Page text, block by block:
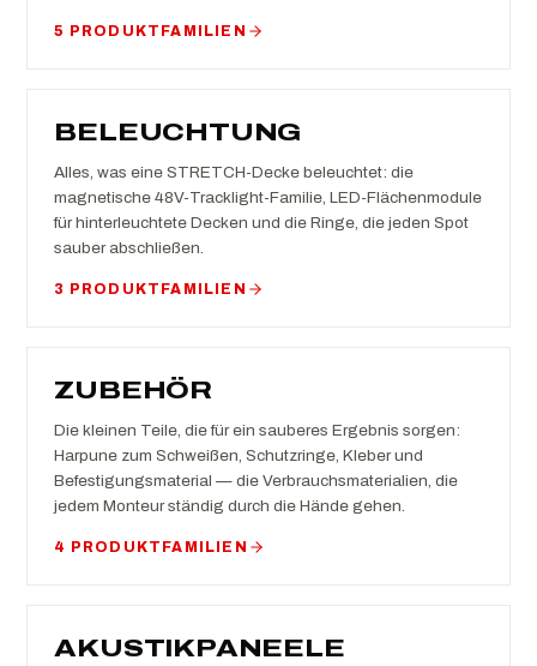
5 PRODUKTFAMILIEN
BELEUCHTUNG
Alles, was eine STRETCH-Decke beleuchtet: die
magnetische 48V-Tracklight-Familie, LED-Flächenmodule
für hinterleuchtete Decken und die Ringe, die jeden Spot
sauber abschließen.
3 PRODUKTFAMILIEN
ZUBEHÖR
Die kleinen Teile, die für ein sauberes Ergebnis sorgen:
Harpune zum Schweißen, Schutzringe, Kleber und
Befestigungsmaterial — die Verbrauchsmaterialien, die
jedem Monteur ständig durch die Hände gehen.
4 PRODUKTFAMILIEN
AKUSTIKPANEELE